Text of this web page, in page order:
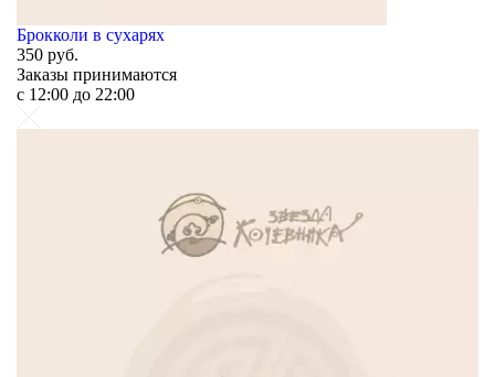
Брокколи в сухарях
350 руб.
Заказы принимаются
c 12:00 до 22:00